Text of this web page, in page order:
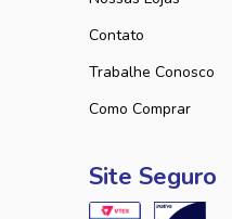
Contato
Trabalhe Conosco
Como Comprar
Site Seguro